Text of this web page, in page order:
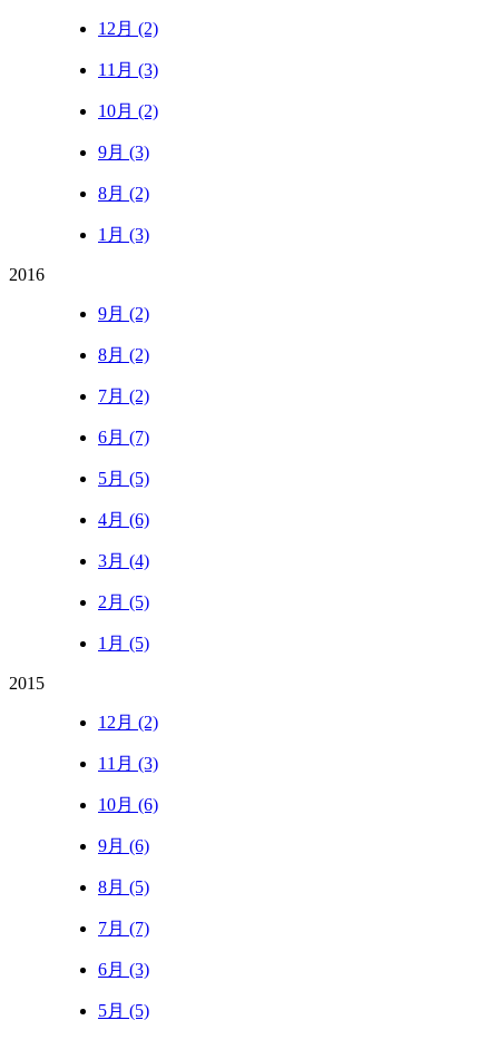
12月 (2)
11月 (3)
10月 (2)
9月 (3)
8月 (2)
1月 (3)
2016
9月 (2)
8月 (2)
7月 (2)
6月 (7)
5月 (5)
4月 (6)
3月 (4)
2月 (5)
1月 (5)
2015
12月 (2)
11月 (3)
10月 (6)
9月 (6)
8月 (5)
7月 (7)
6月 (3)
5月 (5)